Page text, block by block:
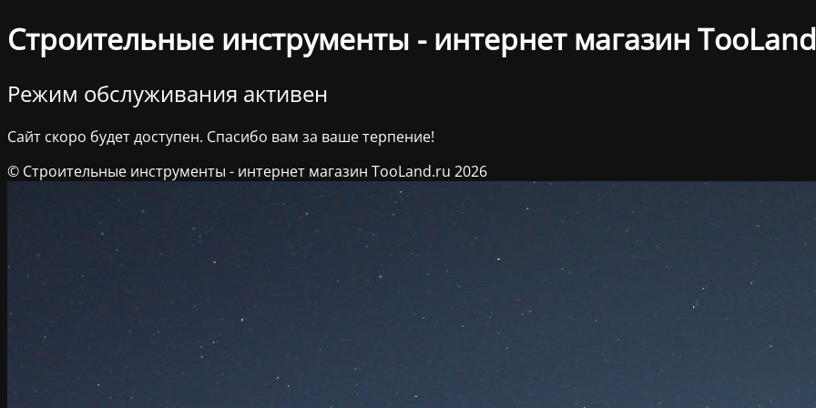
Строительные инструменты - интернет магазин
Режим обслуживания активен
Сайт скоро будет доступен. Спасибо вам за ваше терпение!
© Строительные инструменты - интернет магазин TooLand.ru 2026